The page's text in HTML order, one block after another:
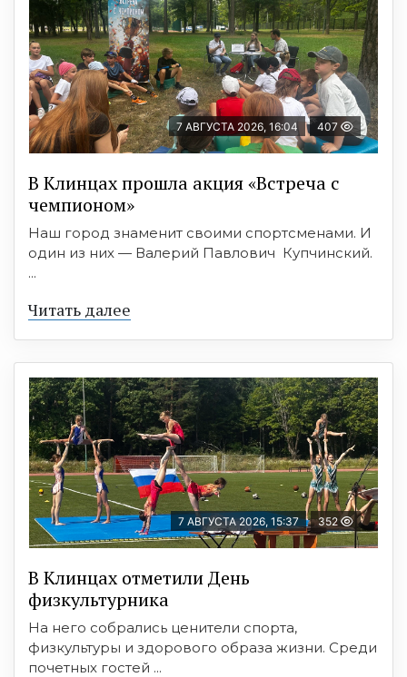
7 АВГУСТА 2026, 16:04 407
В Клинцах прошла акция «Встреча с
чемпионом»
Наш город знаменит своими спортсменами. И
один из них — Валерий Павлович Купчинский.
...
Читать далее
7 АВГУСТА 2026, 15:37 352
В Клинцах отметили День
физкультурника
На него собрались ценители спорта,
физкультуры и здорового образа жизни. Среди
почетных гостей ...